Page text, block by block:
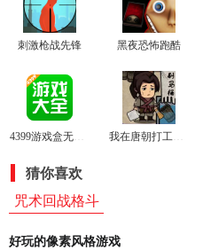
刺激枪战先锋 黑夜恐怖跑酷
猜你喜欢
咒术回战格斗
好玩的像素风格游戏